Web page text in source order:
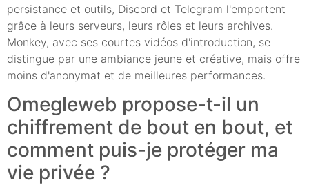
persistance et outils, Discord et Telegram l'emportent
grâce à leurs serveurs, leurs rôles et leurs archives.
Monkey, avec ses courtes vidéos d'introduction, se
distingue par une ambiance jeune et créative, mais offre
moins d'anonymat et de meilleures performances.
Omegleweb propose-t-il un
chiffrement de bout en bout, et
comment puis-je protéger ma
vie privée ?